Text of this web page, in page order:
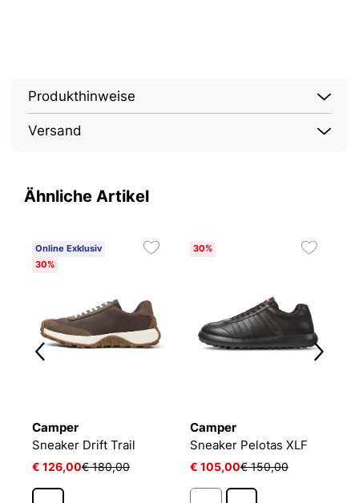
Produkthinweise
Versand
Ähnliche Artikel
Online Exklusiv
30%
Camper
Sneaker Drift Trail
€ 126,00€ 180,00
30%
Camper
Sneaker Pelotas XLF
€ 105,00€ 150,00